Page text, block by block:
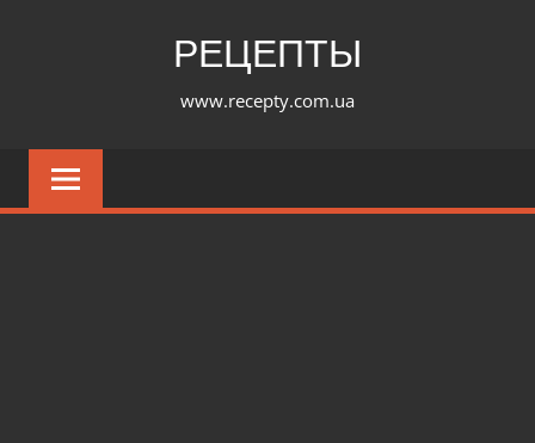
РЕЦЕПТЫ
www.recepty.com.ua